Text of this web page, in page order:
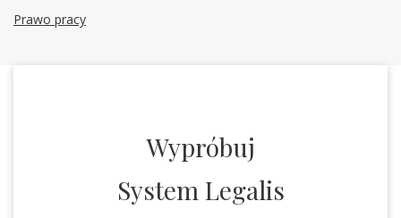
Prawo pracy
Wypróbuj
System Legalis